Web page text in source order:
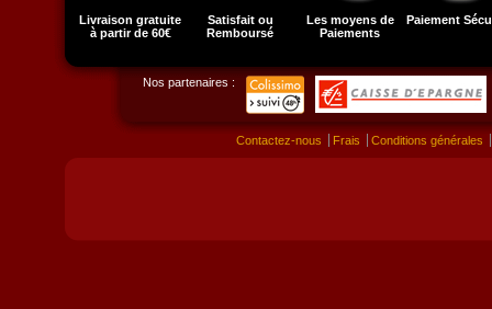
Livraison gratuite
à partir de 60€
Satisfait ou
Remboursé
Les moyens de
Paiements
Paiement
Nos partenaires :
Contactez-nous Frais Conditions générales